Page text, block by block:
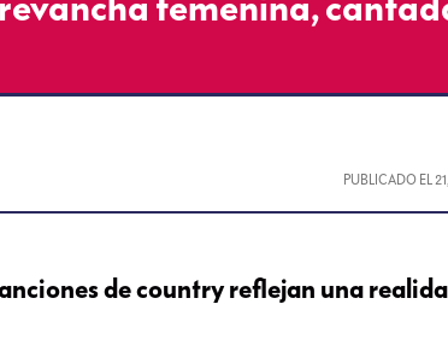
PUBLICADO EL
de country reflejan una